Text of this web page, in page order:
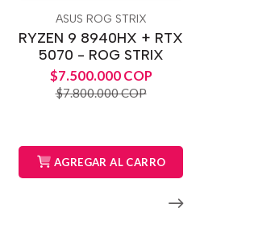
ASUS ROG STRIX
RYZEN 9 8940HX + RTX
5070 - ROG STRIX
$7.500.000 COP
$7.800.000 COP
AGREGAR AL CARRO